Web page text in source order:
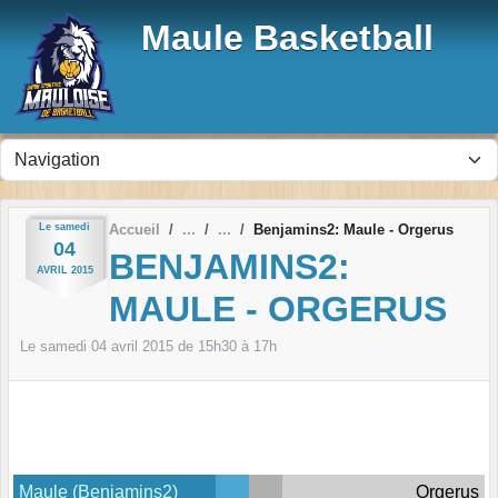
Maule Basketball
Le samedi
04
AVRIL 2015
Accueil Benjamins2: Maule - Orgerus
BENJAMINS2:
MAULE - ORGERUS
Le samedi 04 avril 2015 de 15h30 à 17h
Maule (Benjamins2) Orgerus
Panneau de gestion des cookies